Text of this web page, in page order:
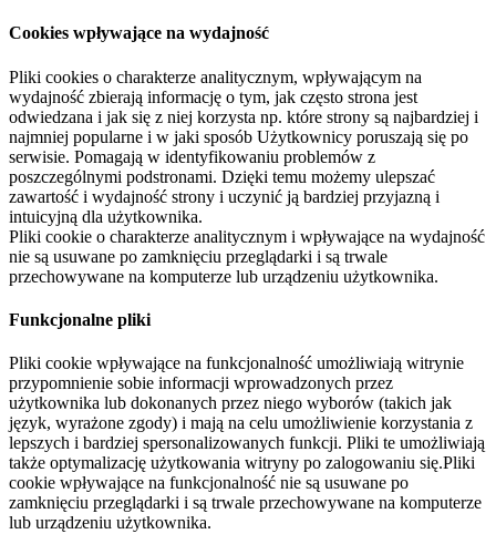
Cookies wpływające na wydajność
Pliki cookies o charakterze analitycznym, wpływającym na
wydajność zbierają informację o tym, jak często strona jest
odwiedzana i jak się z niej korzysta np. które strony są najbardziej i
najmniej popularne i w jaki sposób Użytkownicy poruszają się po
serwisie. Pomagają w identyfikowaniu problemów z
poszczególnymi podstronami. Dzięki temu możemy ulepszać
zawartość i wydajność strony i uczynić ją bardziej przyjazną i
intuicyjną dla użytkownika.
Pliki cookie o charakterze analitycznym i wpływające na wydajność
nie są usuwane po zamknięciu przeglądarki i są trwale
przechowywane na komputerze lub urządzeniu użytkownika.
Funkcjonalne pliki
Pliki cookie wpływające na funkcjonalność umożliwiają witrynie
przypomnienie sobie informacji wprowadzonych przez
użytkownika lub dokonanych przez niego wyborów (takich jak
język, wyrażone zgody) i mają na celu umożliwienie korzystania z
lepszych i bardziej spersonalizowanych funkcji. Pliki te umożliwiają
także optymalizację użytkowania witryny po zalogowaniu się.Pliki
cookie wpływające na funkcjonalność nie są usuwane po
zamknięciu przeglądarki i są trwale przechowywane na komputerze
lub urządzeniu użytkownika.